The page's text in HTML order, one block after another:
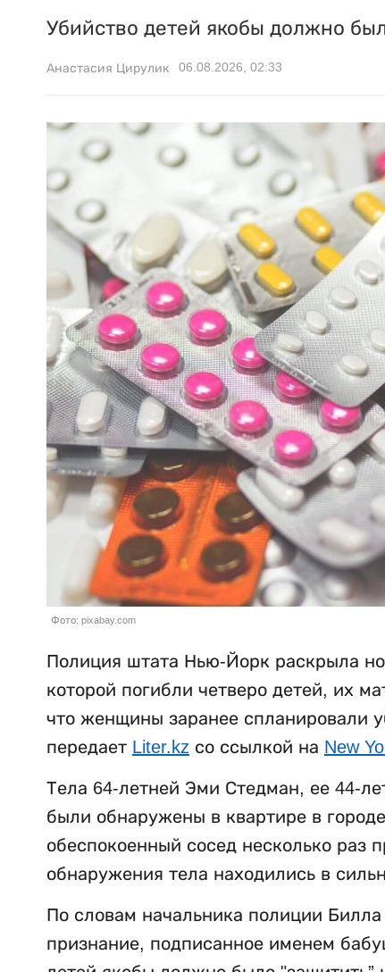
Убийство детей якобы должно
Анастасия Цирулик 06.08.2026, 02:33
Фото: pixabay.com
Полиция штата Нью-Йорк раскрыла
которой погибли четверо детей, их
что женщины заранее спланировали
передает Liter.kz со ссылкой на New
Тела 64-летней Эми Стедман, ее 44-
были обнаружены в квартире в
обеспокоенный сосед несколько раз
обнаружения тела находились в
По словам начальника полиции
признание, подписанное именем